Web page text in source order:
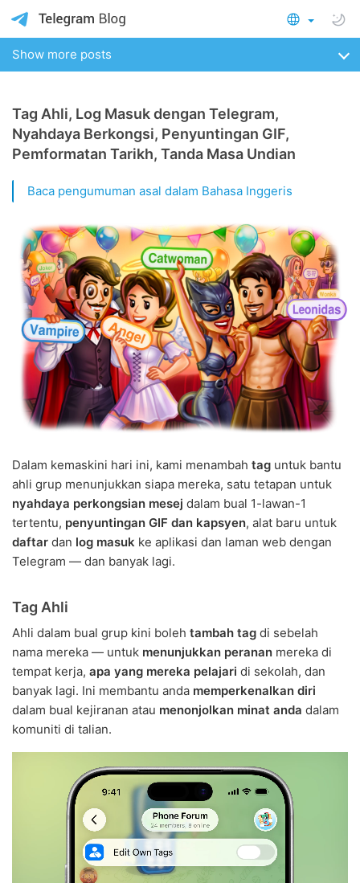
Show more posts
Tag Ahli, Log Masuk dengan Telegram,
Nyahdaya Berkongsi, Penyuntingan GIF,
Pemformatan Tarikh, Tanda Masa Undian
Baca pengumuman asal dalam Bahasa Inggeris
Dalam kemaskini hari ini, kami menambah tag untuk bantu
ahli grup menunjukkan siapa mereka, satu tetapan untuk
nyahdaya perkongsian mesej dalam bual 1-lawan-1
tertentu, penyuntingan GIF dan kapsyen, alat baru untuk
daftar dan log masuk ke aplikasi dan laman web dengan
Telegram — dan banyak lagi.
Tag Ahli
Ahli dalam bual grup kini boleh tambah tag di sebelah
nama mereka — untuk menunjukkan peranan mereka di
tempat kerja, apa yang mereka pelajari di sekolah, dan
banyak lagi. Ini membantu anda memperkenalkan diri
dalam bual kejiranan atau menonjolkan minat anda dalam
komuniti di talian.